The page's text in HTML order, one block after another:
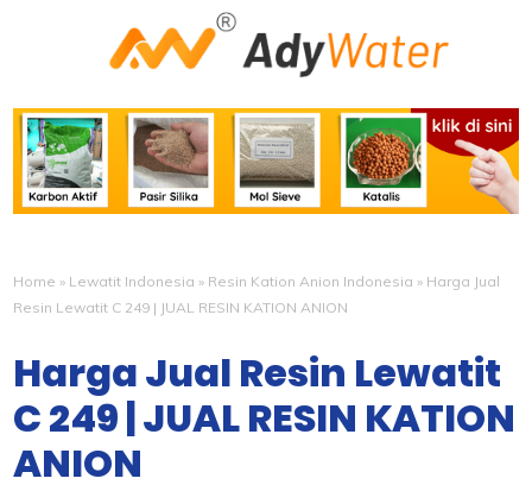
Home » Lewatit Indonesia » Resin Kation Anion Indonesia » Harga Jual
Resin Lewatit C 249 | JUAL RESIN KATION ANION
Harga Jual Resin Lewatit
C 249 | JUAL RESIN KATION
ANION